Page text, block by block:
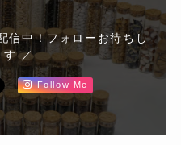
信中！フォローお待ちし
す ／
Follow Me